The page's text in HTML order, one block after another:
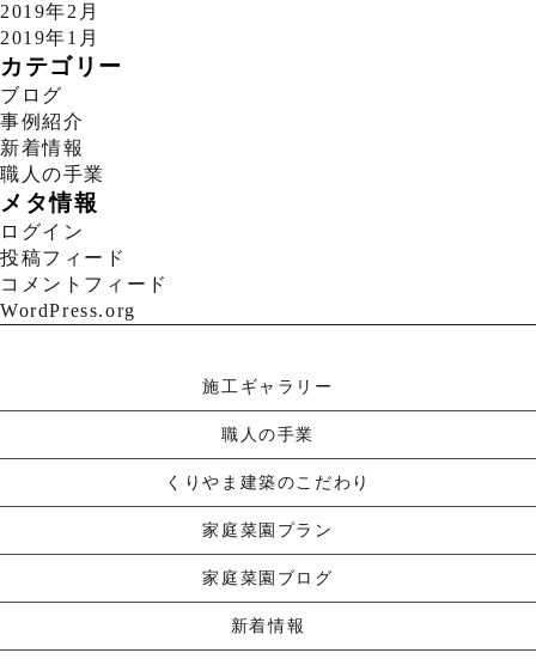
2019年2月
2019年1月
カテゴリー
ブログ
事例紹介
新着情報
職人の手業
メタ情報
ログイン
投稿フィード
コメントフィード
WordPress.org
施工ギャラリー
職人の手業
くりやま建築のこだわり
家庭菜園プラン
家庭菜園ブログ
新着情報